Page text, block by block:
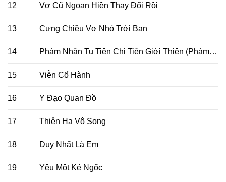
12 Vợ Cũ Ngoan Hiền Thay Đổi Rồi
13 Cưng Chiều Vợ Nhỏ Trời Ban
14 Phàm Nhân Tu Tiên Chi Tiên Giới Thiên (Phàm Nhân Tu Tiên 2)
15 Viễn Cổ Hành
16 Y Đạo Quan Đồ
17 Thiên Hạ Vô Song
18 Duy Nhất Là Em
19 Yêu Một Kẻ Ngốc